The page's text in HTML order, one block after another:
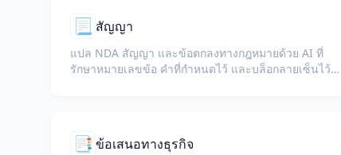
📃 สัญญา
แปล NDA สัญญา และข้อตกลงทางกฎหมายด้วย AI ที่
รักษาหมายเลขข้อ คำที่กำหนดไว้ และบล็อกลายเซ็นไว้
📑 ข้อเสนอทางธุรกิจ